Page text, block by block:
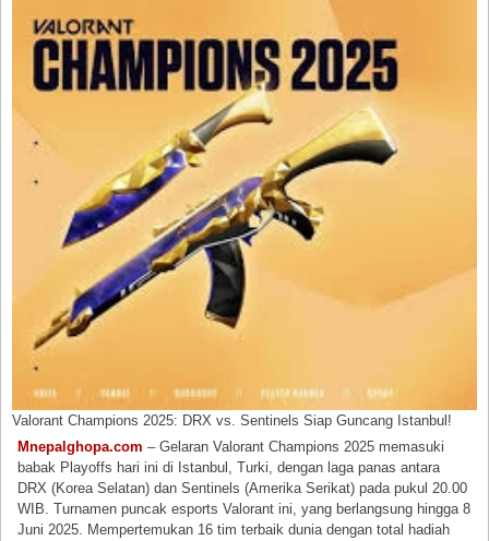
Valorant Champions 2025: DRX vs. Sentinels Siap Guncang Istanbul!
Mnepalghopa.com – Gelaran Valorant Champions 2025 memasuki
babak Playoffs hari ini di Istanbul, Turki, dengan laga panas antara
DRX (Korea Selatan) dan Sentinels (Amerika Serikat) pada pukul 20.00
WIB. Turnamen puncak esports Valorant ini, yang berlangsung hingga 8
Juni 2025. Mempertemukan 16 tim terbaik dunia dengan total hadiah